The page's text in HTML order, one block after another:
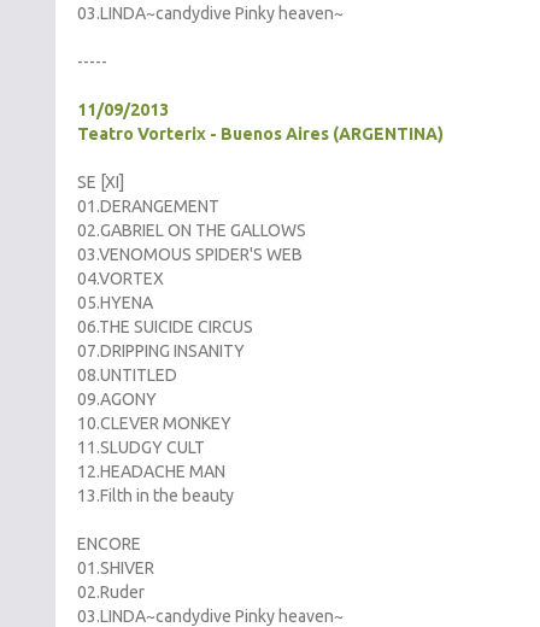
03.LINDA~candydive Pinky heaven~
-----
11/09/2013
Teatro Vorterix - Buenos Aires (ARGENTINA)
SE [XI]
01.DERANGEMENT
02.GABRIEL ON THE GALLOWS
03.VENOMOUS SPIDER'S WEB
04.VORTEX
05.HYENA
06.THE SUICIDE CIRCUS
07.DRIPPING INSANITY
08.UNTITLED
09.AGONY
10.CLEVER MONKEY
11.SLUDGY CULT
12.HEADACHE MAN
13.Filth in the beauty
ENCORE
01.SHIVER
02.Ruder
03.LINDA~candydive Pinky heaven~